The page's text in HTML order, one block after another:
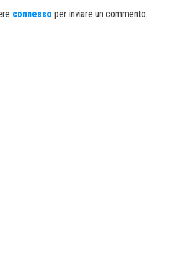
er In
connesso per inviare un commento.